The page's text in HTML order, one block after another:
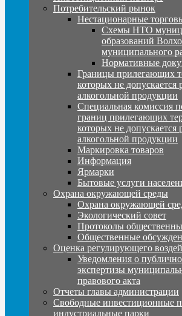
Потребительский рынок
Нестационарные
Схемы НТО
образований
муниципального
Нормативные
Границы прилегающих
которых не допускается
алкогольной продукции
Специальная комиссия
границ прилегающих
которых не допускается
алкогольной продукции
Маркировка товаров
Информация
Ярмарки
Бытовые услуги
Охрана окружающей среды
Охрана окружающей
Экологический совет
Протоколы
Общественные
Оценка регулирующего
Уведомления о
экспертизы
правового акта
Отчеты главы администрации
Свободные инвестиционные
индустриальные парки